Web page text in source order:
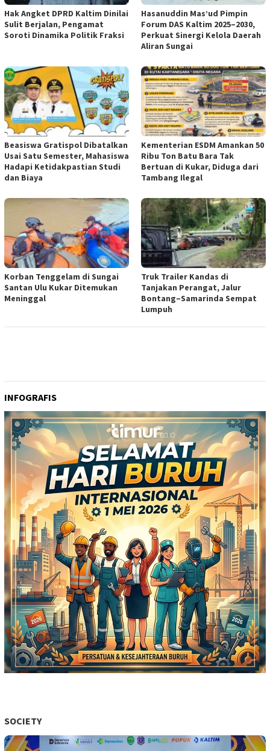
Hak Angket DPRD Kaltim Dinilai
Sulit Berjalan, Pengamat
Soroti Dinamika Politik Fraksi
Hasanuddin Mas’ud Pimpin
Forum DAS Kaltim 2025–2030,
Perkuat Sinergi Kelola Daerah
Aliran Sungai
Beasiswa Gratispol Dibatalkan
Usai Satu Semester, Mahasiswa
Hadapi Ketidakpastian Studi
dan Biaya
Kementerian ESDM Amankan 50
Ribu Ton Batu Bara Tak
Bertuan di Kukar, Diduga dari
Tambang Ilegal
Korban Tenggelam di Sungai
Santan Ulu Kukar Ditemukan
Meninggal
Truk Trailer Kandas di
Tanjakan Perangat, Jalur
Bontang–Samarinda Sempat
Lumpuh
INFOGRAFIS
SOCIETY